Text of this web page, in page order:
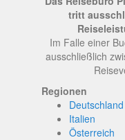
tritt
Im Falle einer
ausschließlich
Regionen
Deutschland
Italien
Österreich